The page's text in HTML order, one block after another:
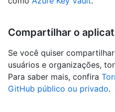
Compartilhar o
Se você quiser
usuários e organizações,
Para saber mais, confira
GitHub público ou privado.